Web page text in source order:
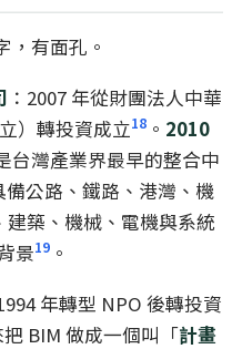
，有面孔。
：2007 年從財團法人中華
）轉投資成立18 。 2010
台灣產業界最早的整合中
公路、鐵路、港灣、機
築、機械、電機與系統
景19 。
年轉型 NPO 後轉投資
把 BIM 做成一個叫「計畫